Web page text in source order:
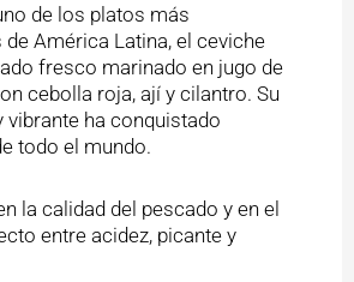
de los platos más
América Latina, el ceviche
fresco marinado en jugo de
cebolla roja, ají y cilantro. Su
ha conquistado
todo el mundo.
la calidad del pescado y en el
entre acidez, picante y